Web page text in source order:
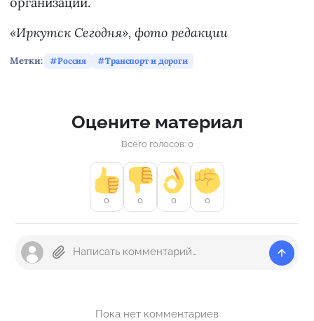
«Иркутск Сегодня», фото редакции
Метки: Россия Транспорт и дороги
Оцените материал
Всего голосов: 0
0 0 0 0
Пока нет комментариев